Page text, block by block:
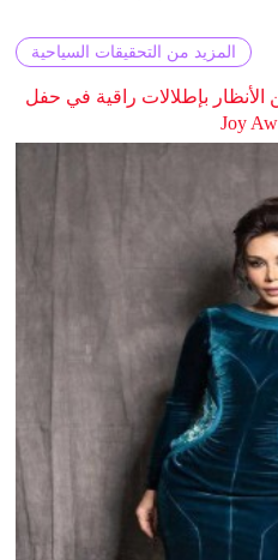
المزيد من التحقيقات السياحية
بإطلالات راقية في حفل
Joy